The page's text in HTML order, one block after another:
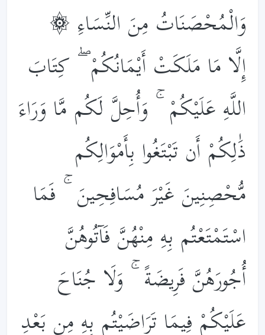
۞ وَالْمُحْصَنَاتُ مِنَ النِّسَاءِ
إِلَّا مَا مَلَكَتْ أَيْمَانُكُمْ ۖ كِتَابَ
اللَّهِ عَلَيْكُمْ ۚ وَأُحِلَّ لَكُم مَّا وَرَاءَ
ذَ‌ٰلِكُمْ أَن تَبْتَغُوا بِأَمْوَالِكُم
مُّحْصِنِينَ غَيْرَ مُسَافِحِينَ ۚ فَمَا
اسْتَمْتَعْتُم بِهِ مِنْهُنَّ فَآتُوهُنَّ
أُجُورَهُنَّ فَرِيضَةً ۚ وَلَا جُنَاحَ
عَلَيْكُمْ فِيمَا تَرَاضَيْتُم بِهِ مِن بَعْدِ